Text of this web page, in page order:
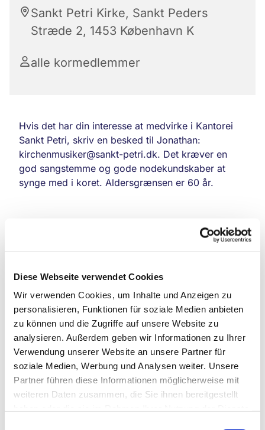
Diese Webseite verwendet Cookies
Wir verwenden Cookies, um Inhalte und Anzeigen zu
personalisieren, Funktionen für soziale Medien anbieten
zu können und die Zugriffe auf unsere Website zu
analysieren. Außerdem geben wir Informationen zu Ihrer
Verwendung unserer Website an unsere Partner für
soziale Medien, Werbung und Analysen weiter. Unsere
Partner führen diese Informationen möglicherweise mit
weiteren Daten zusammen, die Sie ihnen bereitgestellt
Sankt Petri Kirke, Sankt Peders
Stræde 2, 1453 København K
alle kormedlemmer
Hvis det har din interesse at medvirke i Kantorei
Sankt Petri, skriv en besked til Jonathan:
kirchenmusiker@sankt-petri.dk. Det kræver en
god sangstemme og gode nodekundskaber at
synge med i koret. Aldersgrænsen er 60 år.